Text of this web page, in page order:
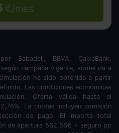
€/mes
Sabadell, BBVA, CaixaBank,
campaña vigente, sometida a
ha sido obtenida a partir
Las condiciones económicas
Oferta válida hasta el
%. La cuotas incluyen comisión
de pago. El importe total
de apertura 562,56€ + seguro pp